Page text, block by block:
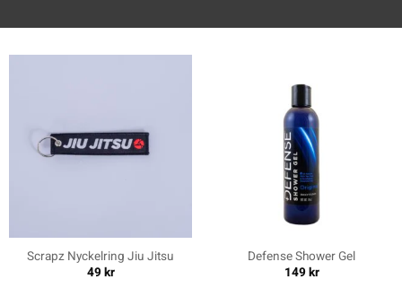
Scrapz Nyckelring Jiu Jitsu
49kr
Defense Shower Gel
149kr